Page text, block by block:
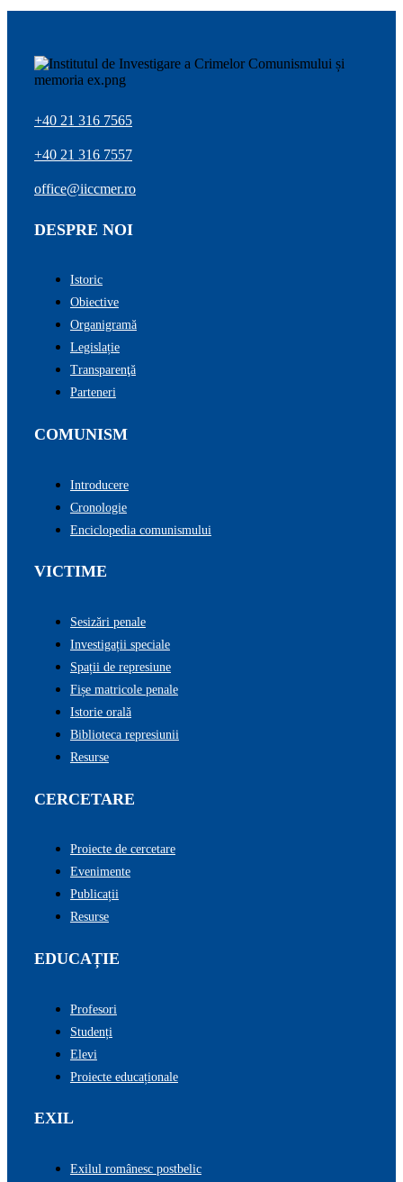
+40 21 316 7565
+40 21 316 7557
office@iiccmer.ro
DESPRE NOI
Istoric
Obiective
Organigramă
Legislație
Transparenţă
Parteneri
COMUNISM
Introducere
Cronologie
Enciclopedia comunismului
VICTIME
Sesizări penale
Investigații speciale
Spații de represiune
Fișe matricole penale
Istorie orală
Biblioteca represiunii
Resurse
CERCETARE
Proiecte de cercetare
Evenimente
Publicații
Resurse
EDUCAȚIE
Profesori
Studenți
Elevi
Proiecte educaționale
EXIL
Exilul românesc postbelic